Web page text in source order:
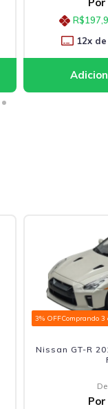
12x de
3% OFFComprando 3
Ram 1500
De
Por